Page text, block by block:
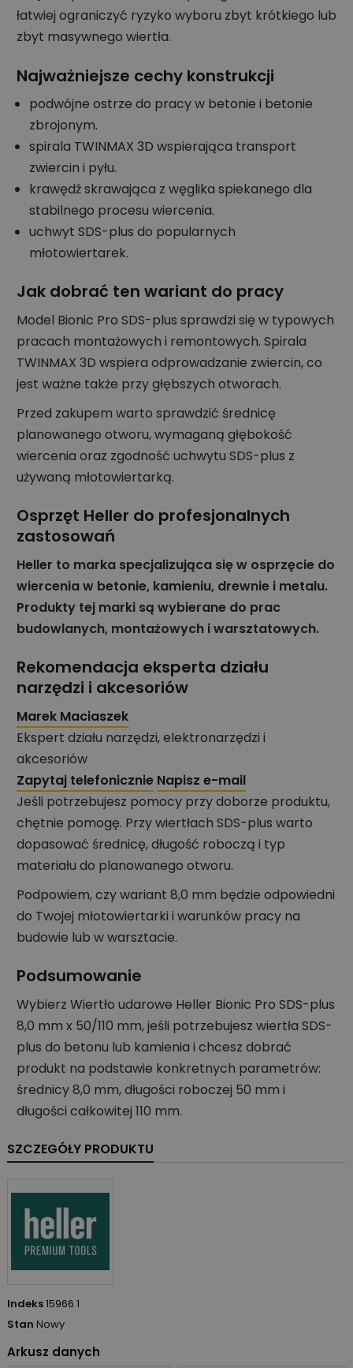
łatwiej ograniczyć ryzyko wyboru zbyt krótkiego lub
zbyt masywnego wiertła.
Najważniejsze cechy konstrukcji
podwójne ostrze do pracy w betonie i betonie
zbrojonym.
spirala TWINMAX 3D wspierająca transport
zwiercin i pyłu.
krawędź skrawająca z węglika spiekanego dla
stabilnego procesu wiercenia.
uchwyt SDS-plus do popularnych
młotowiertarek.
Jak dobrać ten wariant do pracy
Model Bionic Pro SDS-plus sprawdzi się w typowych
pracach montażowych i remontowych. Spirala
TWINMAX 3D wspiera odprowadzanie zwiercin, co
jest ważne także przy głębszych otworach.
Przed zakupem warto sprawdzić średnicę
planowanego otworu, wymaganą głębokość
wiercenia oraz zgodność uchwytu SDS-plus z
używaną młotowiertarką.
Osprzęt Heller do profesjonalnych
zastosowań
Heller to marka specjalizująca się w osprzęcie do
wiercenia w betonie, kamieniu, drewnie i metalu.
Produkty tej marki są wybierane do prac
budowlanych, montażowych i warsztatowych.
Rekomendacja eksperta działu
narzędzi i akcesoriów
Marek Maciaszek
Ekspert działu narzędzi, elektronarzędzi i
akcesoriów
Zapytaj telefonicznie Napisz e-mail
Jeśli potrzebujesz pomocy przy doborze produktu,
chętnie pomogę. Przy wiertłach SDS-plus warto
dopasować średnicę, długość roboczą i typ
materiału do planowanego otworu.
Podpowiem, czy wariant 8,0 mm będzie odpowiedni
do Twojej młotowiertarki i warunków pracy na
budowie lub w warsztacie.
Podsumowanie
Wybierz Wiertło udarowe Heller Bionic Pro SDS-plus
8,0 mm x 50/110 mm, jeśli potrzebujesz wiertła SDS-
plus do betonu lub kamienia i chcesz dobrać
produkt na podstawie konkretnych parametrów:
średnicy 8,0 mm, długości roboczej 50 mm i
długości całkowitej 110 mm.
SZCZEGÓŁY PRODUKTU
Indeks15966 1
Stan Nowy
Arkusz danych